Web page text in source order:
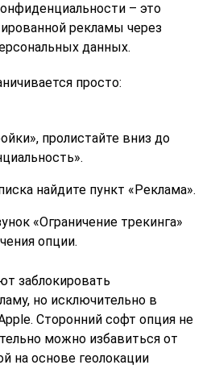
– это
рекламы через
данных.
просто:
пролистайте вниз до
найдите пункт «Реклама».
«Ограничение трекинга»
опции.
заблокировать
но исключительно в
Сторонний софт опция не
можно избавиться от
на основе геолокации